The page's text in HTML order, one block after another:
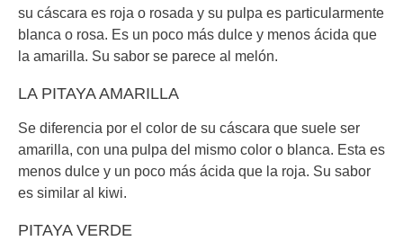
su cáscara es roja o rosada y su pulpa es particularmente
blanca o rosa. Es un poco más dulce y menos ácida que
la amarilla. Su sabor se parece al melón.
LA PITAYA AMARILLA
Se diferencia por el color de su cáscara que suele ser
amarilla, con una pulpa del mismo color o blanca. Esta es
menos dulce y un poco más ácida que la roja. Su sabor
es similar al kiwi.
PITAYA VERDE